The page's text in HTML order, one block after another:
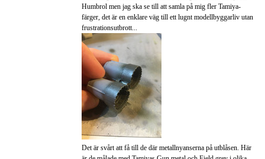
Humbrol men jag ska se till att samla på mig fler Tamiya-
färger, det är en enklare väg till ett lugnt modellbyggarliv utan
frustrationsutbrott...
Det är svårt att få till de där metallnyanserna på utblåsen. Här